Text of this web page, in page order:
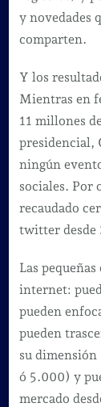
y novedades
comparten.
Y los
Mientras en
11 millones
presidencial,
ningún
sociales. Por
recaudado
twitter desde
Las
internet:
pueden
pueden
su
ó 5.000) y
mercado